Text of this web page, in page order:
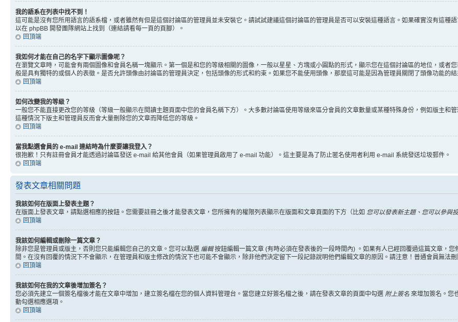
我的語系在列表中找不到！
這可能是沒有您所用語言的語系檔，或者雖然有但是這個討論區的管理員並未安裝它。請試試建議這個討論區的管理員是否可以安裝這種語言。如果確實沒有這種
以在 phpBB 開發團隊網站上找到（連結請看每一頁的頁腳）。
回頂端
我如何才能在自己的名字下顯示圖像呢？
在瀏覽文章時，可能會有兩個圖像和會員名稱一塊顯示。第一個是和您的等級相關的圖像，一般以星星、方塊或小圓點的形式，顯示您在這個討論區的地位，或者
般是具有獨特的或個人的表徵。是否允許頭像由討論區的管理員決定，包括頭像的形式和約束。如果您不能使用頭像，那麼這可能是因為管理員關閉了頭像功能的
回頂端
如何改變我的等級？
一般您不能直接更改您的等級（等級一般顯示在閱讀主題頁面中您的會員名稱下方）。大多數討論區使用等級來區分會員的文章數量或某種特殊身份，例如版主和
這種情況下版主和管理員反而會大量刪除您的文章而降低您的等級。
回頂端
當我點選會員的 e-mail 連結時為什麼要讓我登入？
很抱歉！只有註冊會員才能透過討論區發送 e-mail 給其他會員（如果管理員啟用了 e-mail 功能）。這主要是為了防止匿名使用者利用 e-mail 系統發送垃圾郵件。
回頂端
發表文章相關問題
我該如何在版面上發表主題？
在版面上發表文章，請點選相應的按鈕。您需要註冊之後才能發表文章，您所擁有的權限列表顯示在版面和文章頁面的下方（比如 您可以發表新主題、您可以參與
回頂端
我該如何編輯或刪除一篇文章？
除非您是管理員或版主，否則您只能編輯您自己的文章。您可以點選 編輯按鈕編輯一篇文章 (有時必須在發表後的一段時間內) 。如果有人已經回覆過這篇文章，
間。在沒有回覆的情況下不會顯示，在管理員和版主修改的情況下也可能不會顯示，除非他們決定留下一段記錄說明他們編輯文章的原因。請注意！普通會員無法刪
回頂端
我該如何在我的文章後增加簽名？
您必須先建立一個簽名檔後才能在文章中增加，建立簽名檔在您的個人資料管理台。當您建立好簽名檔之後，請在發表文章的頁面中勾選 附上簽名 來增加簽名。您
動勾選相應選項。
回頂端